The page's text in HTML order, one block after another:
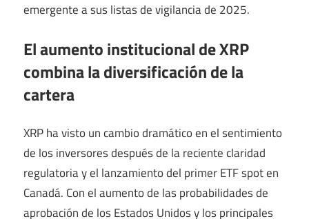
emergente a sus listas de vigilancia de 2025.
El aumento institucional de XRP
combina la diversificación de la
cartera
XRP ha visto un cambio dramático en el sentimiento
de los inversores después de la reciente claridad
regulatoria y el lanzamiento del primer ETF spot en
Canadá. Con el aumento de las probabilidades de
aprobación de los Estados Unidos y los principales